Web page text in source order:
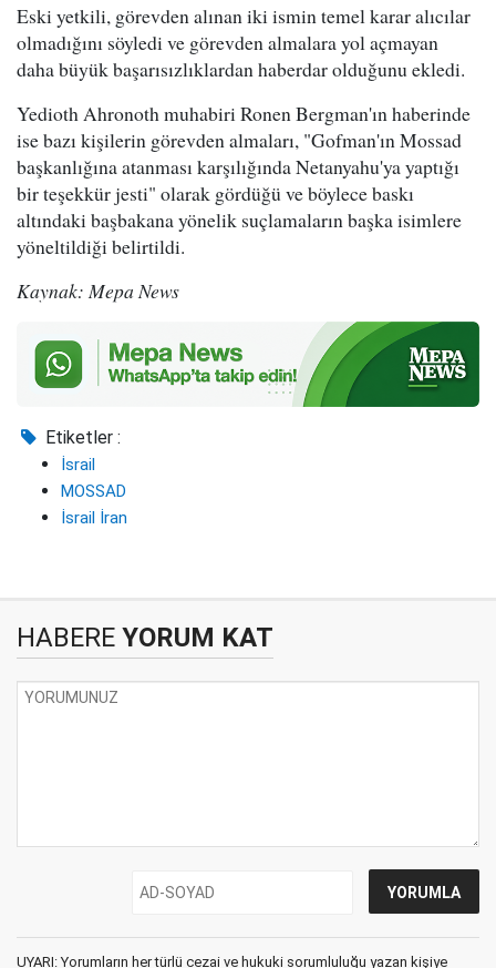
Eski yetkili, görevden alınan iki ismin temel karar alıcılar
olmadığını söyledi ve görevden almalara yol açmayan
daha büyük başarısızlıklardan haberdar olduğunu ekledi.
Yedioth Ahronoth muhabiri Ronen Bergman'ın haberinde
ise bazı kişilerin görevden almaları, "Gofman'ın Mossad
başkanlığına atanması karşılığında Netanyahu'ya yaptığı
bir teşekkür jesti" olarak gördüğü ve böylece baskı
altındaki başbakana yönelik suçlamaların başka isimlere
yöneltildiği belirtildi.
Kaynak: Mepa News
Etiketler :
İsrail
MOSSAD
İsrail İran
HABERE YORUM KAT
UYARI: Yorumların her türlü cezai ve hukuki sorumluluğu yazan kişiye